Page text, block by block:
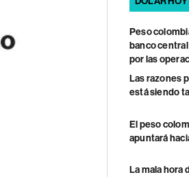
Peso
banco
por las
Las razones
está siendo
El peso
apuntará
La mala hora